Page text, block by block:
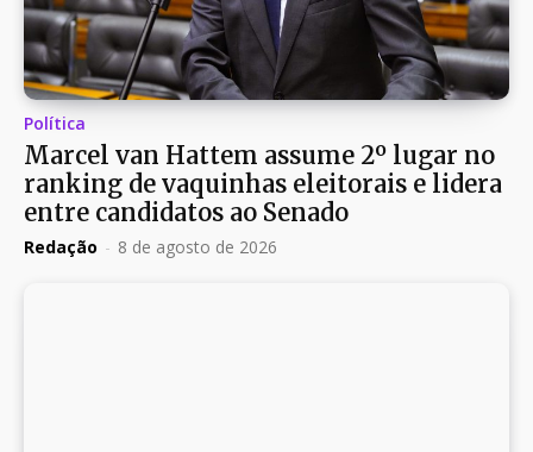
Política
Marcel van Hattem assume 2º lugar no
ranking de vaquinhas eleitorais e lidera
entre candidatos ao Senado
Redação - 8 de agosto de 2026